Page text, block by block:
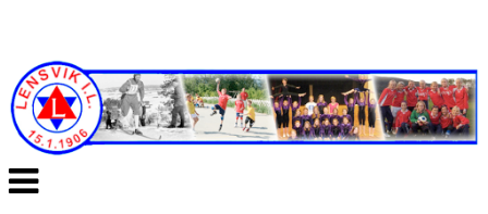
Veksle
navigasjon